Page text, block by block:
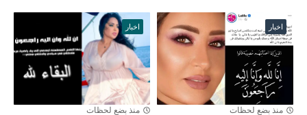
اخبار
منذ بضع لحظات
اخبار
منذ بضع لحظات